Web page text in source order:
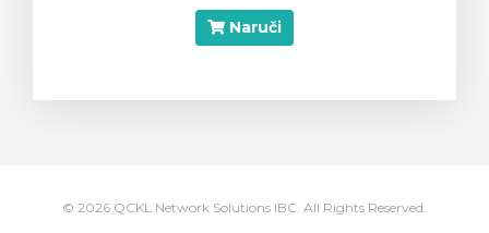
Naruči
© 2026 QCKL Network Solutions IBC. All Rights Reserved.